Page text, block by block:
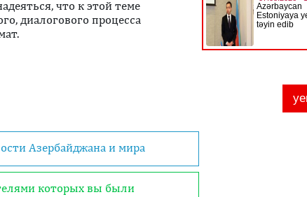
что к этой теме
диалогового процесса
Азербайджана и мира
которых вы были